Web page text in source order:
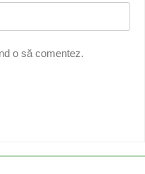
o să comentez.